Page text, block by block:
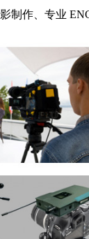
制作、专业